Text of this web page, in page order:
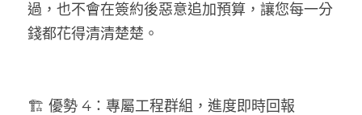
過，也不會在簽約後惡意追加預算，讓您每一分
錢都花得清清楚楚。
🏗️ 優勢 4：專屬工程群組，進度即時回報